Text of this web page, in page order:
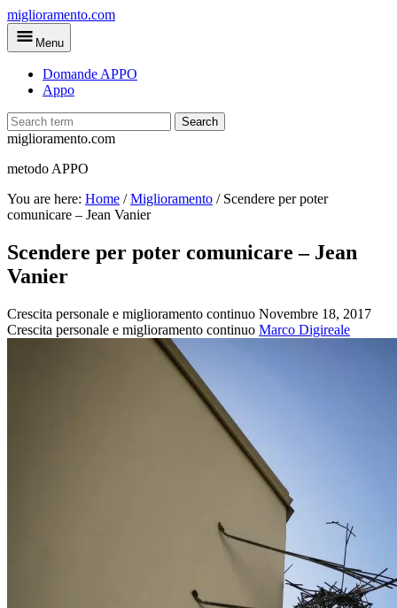
Skip
to
main
miglioramento.com
Menu
Domande APPO
Appo
Search
miglioramento.com
metodo APPO
You are here: Home /Miglioramento / Scendere per poter
comunicare – Jean Vanier
Scendere per poter comunicare – Jean
Vanier
Crescita personale e miglioramento continuo Novembre 18, 2017
Crescita personale e miglioramento continuo Marco Digireale